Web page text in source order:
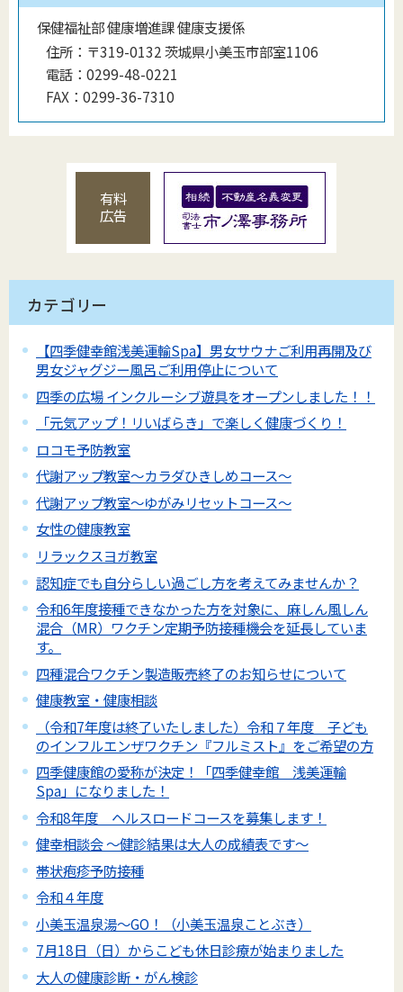
保健福祉部 健康増進課 健康支援係
住所： 〒319-0132 茨城県小美玉市部室1106
電話： 0299-48-0221
FAX： 0299-36-7310
有料
広告
カテゴリー
【四季健幸館浅美運輸Spa】男女サウナご利用再開及び
男女ジャグジー風呂ご利用停止について
四季の広場 インクルーシブ遊具をオープンしました！！
「元気アップ！リいばらき」で楽しく健康づくり！
ロコモ予防教室
代謝アップ教室～カラダひきしめコース～
代謝アップ教室～ゆがみリセットコース～
女性の健康教室
リラックスヨガ教室
認知症でも自分らしい過ごし方を考えてみませんか？
令和6年度接種できなかった方を対象に、麻しん風しん
混合（MR）ワクチン定期予防接種機会を延長していま
す。
四種混合ワクチン製造販売終了のお知らせについて
健康教室・健康相談
（令和7年度は終了いたしました）令和７年度 子ども
のインフルエンザワクチン『フルミスト』をご希望の方
四季健康館の愛称が決定！「四季健幸館 浅美運輸
Spa」になりました！
令和8年度 ヘルスロードコースを募集します！
健幸相談会 ～健診結果は大人の成績表です～
帯状疱疹予防接種
令和４年度
小美玉温泉湯～GO！（小美玉温泉ことぶき）
7月18日（日）からこども休日診療が始まりました
大人の健康診断・がん検診